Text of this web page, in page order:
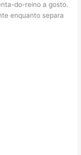
do-reino a gosto.
enquanto separa